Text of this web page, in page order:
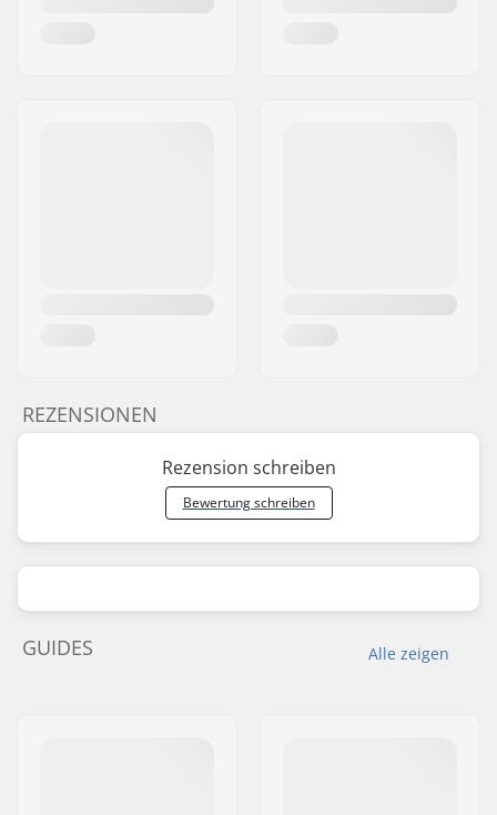
REZENSIONEN
Rezension schreiben
Bewertung schreiben
Alle zeigen
GUIDES